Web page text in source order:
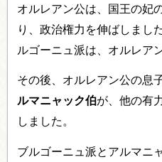
オルレアン公は、国王の妃
り、政治権力を伸ばしまし
ルゴーニュ派は、オルレア
その後、オルレアン公の息
ルマニャック伯が、他の有
しました。
ブルゴーニュ派とアルマニ